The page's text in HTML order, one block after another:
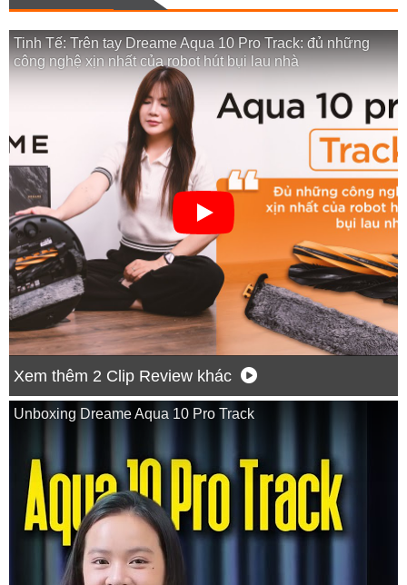
Tinh Tế: Trên tay Dreame Aqua 10 Pro Track: đủ những
công nghệ xịn nhất của robot hút bụi lau nhà
Xem thêm 2 Clip Review khác
Unboxing Dreame Aqua 10 Pro Track